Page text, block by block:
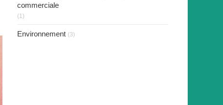
commerciale
(1)
Environnement (3)